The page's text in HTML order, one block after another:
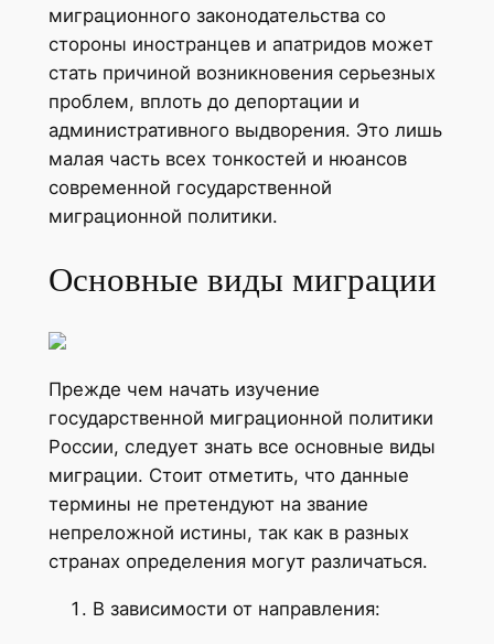
миграционного законодательства со
стороны иностранцев и апатридов может
стать причиной возникновения серьезных
проблем, вплоть до депортации и
административного выдворения. Это лишь
малая часть всех тонкостей и нюансов
современной государственной
миграционной политики.
Основные виды миграции
Прежде чем начать изучение
государственной миграционной политики
России, следует знать все основные виды
миграции. Стоит отметить, что данные
термины не претендуют на звание
непреложной истины, так как в разных
странах определения могут различаться.
В зависимости от направления: